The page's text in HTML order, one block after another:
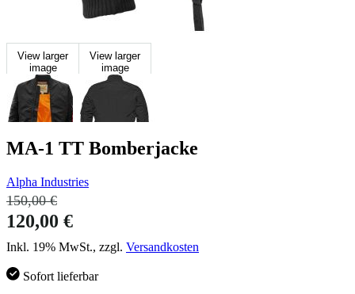
View larger
image
View larger
image
MA-1 TT Bomberjacke
Alpha Industries
150,00 €
120,00 €
Inkl. 19% MwSt., zzgl. Versandkosten
Sofort lieferbar